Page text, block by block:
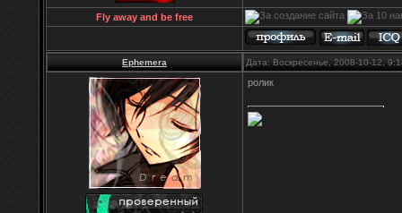
Fly away and be free
Ephemera Дата: Воскресенье, 2008-10-12,
ролик